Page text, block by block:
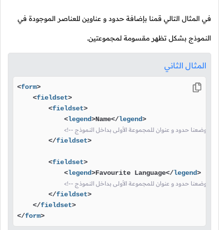
في المثال التالي قمنا بإضافة حدود و عناوين للعناصر الموجودة في
النموذج بشكل تظهر مقسومة لمجموعتين.
المثال الثاني
<form>
<fieldset>
<fieldset>
<legend>Name</legend>
</fieldset>
<fieldset>
<legend>Favourite Language</legend>
</fieldset>
</fieldset>
</form>